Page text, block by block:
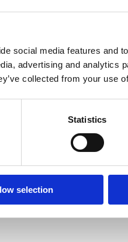
social media features and
advertising and analytics
collected from your use
Statistics
selection